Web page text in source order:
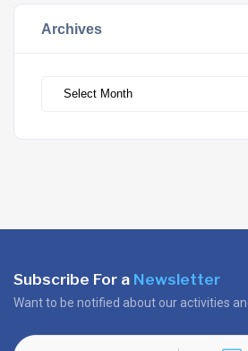
Archives
Subscribe For a Newsletter
Want to be notified about our activities